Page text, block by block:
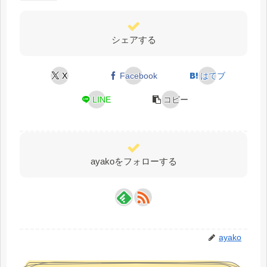
シェアする
X Facebook はてブ
LINE コピー
ayakoをフォローする
ayako